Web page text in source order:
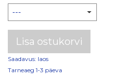
Lisa ostukorvi
Saadavus: laos
Tarneaeg 1-3 päeva